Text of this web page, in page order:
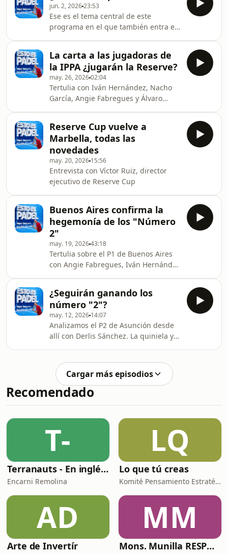
Fabregues, María Atance e Iván
Hernández que nos trae la actualidad
y unas declaraciones del CEO de Nox
sobre el contrato de Tapia. Además
presentamos el Global Padel Report
de PWC y Playtomic con Luis Escobar
Vice Presidente de Me
jun. 2, 202623:53
Ese es el tema central de este
programa en el que también entra en
Carlos Pozzoni. Entra en tertulia con
Nacho García, María Atance, Marcos
Robles, Angie Fabregues e Iván
Hernández, que nos trae la
actualidad.
La carta a las jugadoras de
la IPPA ¿jugarán la Reserve?
may. 26, 202602:04
Tertulia con Iván Hernández, Nacho
García, Angie Fabregues y Álvaro
sobre el PWS. Entrevista a Ale Galán
en la presentación de la pala de
Adidas para la Reserve Cup.
Reserve Cup vuelve a
Marbella, todas las
novedades
may. 20, 2026 15:56
Entrevista con Víctor Ruiz, director
ejecutivo de Reserve Cup
Buenos Aires confirma la
hegemonía de los "Número
2"
may. 19, 202643:18
Tertulia sobre el P1 de Buenos Aires
con Angie Fabregues, Iván Hernández
época en Joma. También recibimos a
Víctor Ruiz, el director ejecutivo de la
Reserve Cup, para presentar su
prueba en Marbella.
¿Seguirán ganando los
número "2"?
may. 12, 2026 14:07
Analizamos el P2 de Asunción desde
allí con Derlis Sánchez. La quiniela y
López e Iván Hernández. Descubrimos
"Ganar la Red" con Alvar Madrid.
Cargar más episodios
Recomendado
T-
Terranauts - En inglés y en español. Science and nature in 5 minutes
Encarni Remolina
LQ
Lo que tú creas
Komité Pensamiento Estratégico
AD
Arte de Invertír
MM
Mons. Munilla RESPONDE